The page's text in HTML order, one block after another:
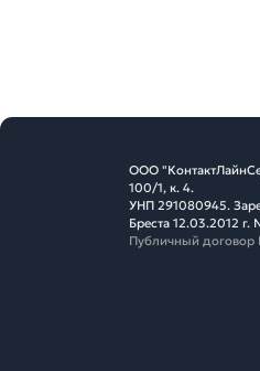
ООО
100/1, к. 4.
УНП 291080945.
Бреста 12.03.2012
Публичный договор